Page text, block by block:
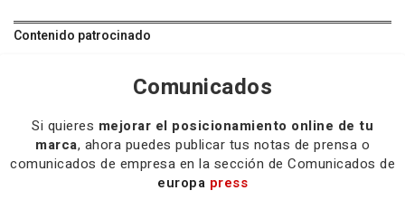
Contenido patrocinado
Comunicados
Si quieres mejorar el posicionamiento online de tu
marca, ahora puedes publicar tus notas de prensa o
comunicados de empresa en la sección de Comunicados de
europa press